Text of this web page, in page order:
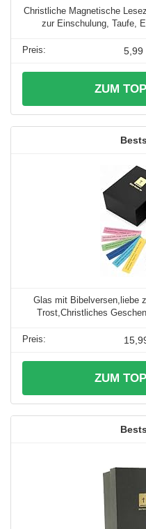
Christliche Magnetische
zur Einschulung, Taufe,
5,99
ZUM
Glas mit Bibelversen,liebe
Trost,Christliches
ZUM